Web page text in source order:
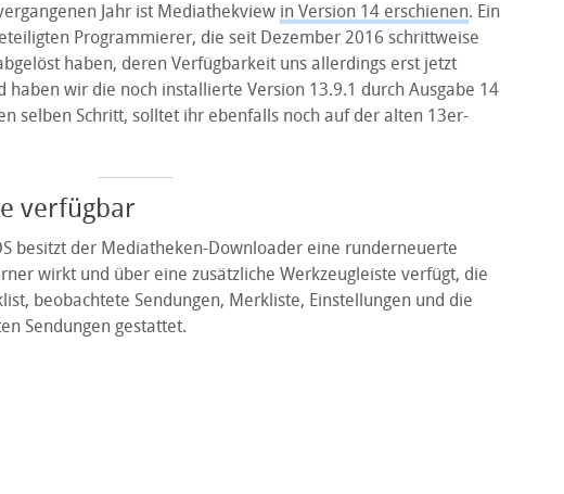
Jahr ist Mediathekview in Version 14 erschienen. Ein
Programmierer, die seit Dezember 2016 schrittweise
haben, deren Verfügbarkeit uns allerdings erst jetzt
haben wir die noch installierte Version 13.9.1 durch Ausgabe 14
selben Schritt, solltet ihr ebenfalls noch auf der alten 13er-
verfügbar
besitzt der Mediatheken-Downloader eine runderneuerte
wirkt und über eine zusätzliche Werkzeugleiste verfügt, die
beobachtete Sendungen, Merkliste, Einstellungen und die
Sendungen gestattet.